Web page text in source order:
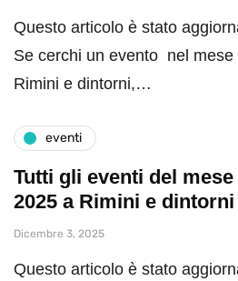
Questo articolo è stato
Se cerchi un evento nel mese
Rimini e dintorni,…
eventi
Tutti gli eventi del
2025 a Rimini e dintorni
Dicembre 3, 2025
Questo articolo è stato